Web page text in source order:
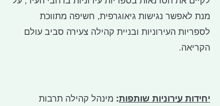
מנת לאפשר נגישות גיאוגרפית, חשיפה מתווכת
לספריות העירוניות ובניית קהילה צעירה סביב עולם
הקריאה.
יחידות עירוניות שותפות: מינהל קהילה תרבות